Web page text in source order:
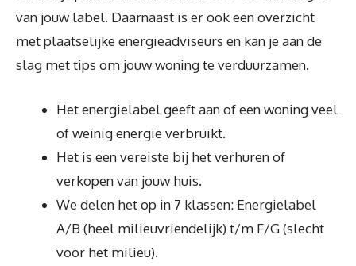
van jouw label. Daarnaast is er ook een overzicht
met plaatselijke energieadviseurs en kan je aan de
slag met tips om jouw woning te verduurzamen.
Het energielabel geeft aan of een woning veel
of weinig energie verbruikt.
Het is een vereiste bij het verhuren of
verkopen van jouw huis.
We delen het op in 7 klassen: Energielabel
A/B (heel milieuvriendelijk) t/m F/G (slecht
voor het milieu).